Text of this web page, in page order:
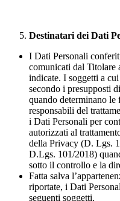
Destinatari dei Dati
I Dati Personali
comunicati dal Titolare
indicate. I soggetti a
secondo i presupposti
quando determinano le
responsabili del
i Dati Personali per
autorizzati al
della Privacy (D. Lgs.
D.Lgs. 101/2018)
sotto il controllo e la
Fatta salva
riportate, i Dati
seguenti soggetti.